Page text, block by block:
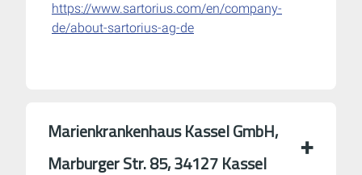
https://www.sartorius.com/en/company-
de/about-sartorius-ag-de
Marien­kranken­haus Kassel GmbH,
Marburger Str. 85, 34127 Kassel